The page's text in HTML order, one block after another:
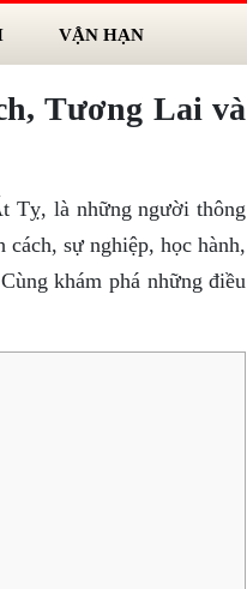
VẬN HẠN
Tương Lai và
Tỵ, là những người thông
sự nghiệp, học hành,
khám phá những điều